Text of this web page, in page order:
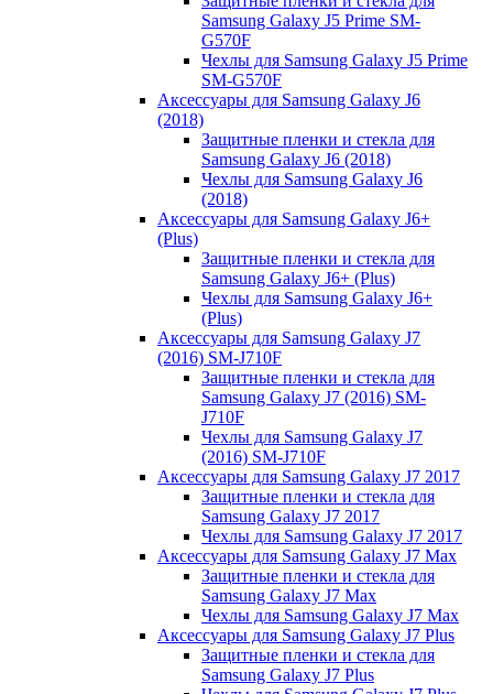
Samsung Galaxy J5 Prime SM-
G570F
Чехлы для Samsung Galaxy J5 Prime
SM-G570F
Аксессуары для Samsung Galaxy J6
(2018)
Защитные пленки и стекла для
Samsung Galaxy J6 (2018)
Чехлы для Samsung Galaxy J6
(2018)
Аксессуары для Samsung Galaxy J6+
(Plus)
Защитные пленки и стекла для
Samsung Galaxy J6+ (Plus)
Чехлы для Samsung Galaxy J6+
(Plus)
Аксессуары для Samsung Galaxy J7
(2016) SM-J710F
Защитные пленки и стекла для
Samsung Galaxy J7 (2016) SM-
J710F
Чехлы для Samsung Galaxy J7
(2016) SM-J710F
Аксессуары для Samsung Galaxy J7 2017
Защитные пленки и стекла для
Samsung Galaxy J7 2017
Чехлы для Samsung Galaxy J7 2017
Аксессуары для Samsung Galaxy J7 Max
Защитные пленки и стекла для
Samsung Galaxy J7 Max
Чехлы для Samsung Galaxy J7 Max
Аксессуары для Samsung Galaxy J7 Plus
Защитные пленки и стекла для
Samsung Galaxy J7 Plus